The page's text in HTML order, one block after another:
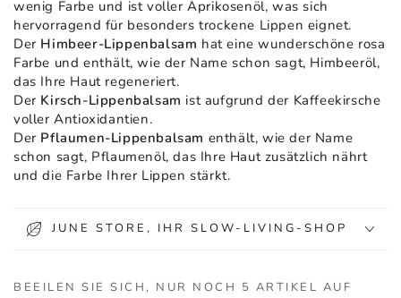
wenig Farbe und ist voller Aprikosenöl, was sich
hervorragend für besonders trockene Lippen eignet.
Der Himbeer-Lippenbalsam hat eine wunderschöne rosa
Farbe und enthält, wie der Name schon sagt, Himbeeröl,
das Ihre Haut regeneriert.
Der Kirsch-Lippenbalsam ist aufgrund der Kaffeekirsche
voller Antioxidantien.
Der Pflaumen-Lippenbalsam enthält, wie der Name
schon sagt, Pflaumenöl, das Ihre Haut zusätzlich nährt
und die Farbe Ihrer Lippen stärkt.
JUNE STORE, IHR SLOW-LIVING-SHOP
BEEILEN SIE SICH, NUR NOCH 5 ARTIKEL AUF